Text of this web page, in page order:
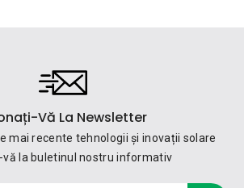
Vă La Newsletter
mai recente tehnologii și inovații solare
vă la buletinul nostru informativ